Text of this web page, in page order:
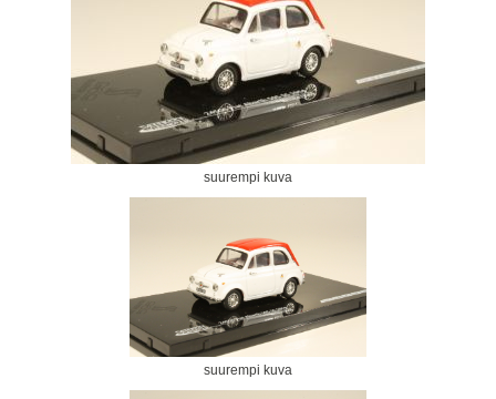
suurempi kuva
suurempi kuva